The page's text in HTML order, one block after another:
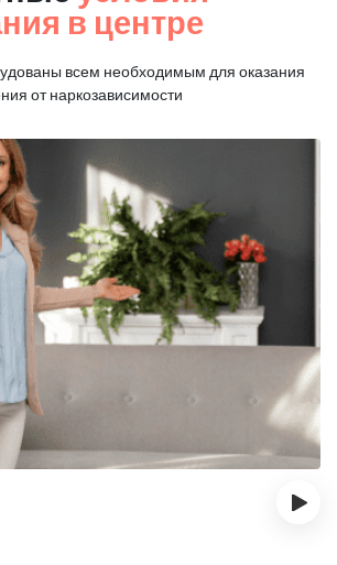
в центре
всем необходимым для оказания
от наркозависимости
›